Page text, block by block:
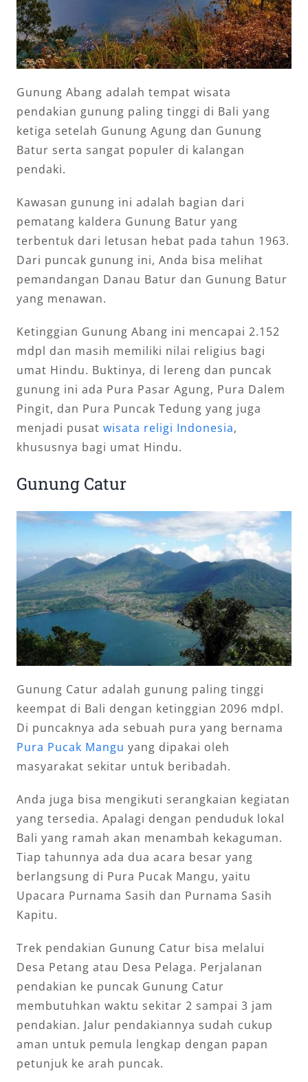
Gunung Abang adalah tempat wisata
pendakian gunung paling tinggi di Bali yang
ketiga setelah Gunung Agung dan Gunung
Batur serta sangat populer di kalangan
pendaki.
Kawasan gunung ini adalah bagian dari
pematang kaldera Gunung Batur yang
terbentuk dari letusan hebat pada tahun 1963.
Dari puncak gunung ini, Anda bisa melihat
pemandangan Danau Batur dan Gunung Batur
yang menawan.
Ketinggian Gunung Abang ini mencapai 2.152
mdpl dan masih memiliki nilai religius bagi
umat Hindu. Buktinya, di lereng dan puncak
gunung ini ada Pura Pasar Agung, Pura Dalem
Pingit, dan Pura Puncak Tedung yang juga
menjadi pusat wisata religi Indonesia,
khususnya bagi umat Hindu.
Gunung Catur
Gunung Catur adalah gunung paling tinggi
keempat di Bali dengan ketinggian 2096 mdpl.
Di puncaknya ada sebuah pura yang bernama
Pura Pucak Mangu yang dipakai oleh
masyarakat sekitar untuk beribadah.
Anda juga bisa mengikuti serangkaian kegiatan
yang tersedia. Apalagi dengan penduduk lokal
Bali yang ramah akan menambah kekaguman.
Tiap tahunnya ada dua acara besar yang
berlangsung di Pura Pucak Mangu, yaitu
Upacara Purnama Sasih dan Purnama Sasih
Kapitu.
Trek pendakian Gunung Catur bisa melalui
Desa Petang atau Desa Pelaga. Perjalanan
pendakian ke puncak Gunung Catur
membutuhkan waktu sekitar 2 sampai 3 jam
pendakian. Jalur pendakiannya sudah cukup
aman untuk pemula lengkap dengan papan
petunjuk ke arah puncak.